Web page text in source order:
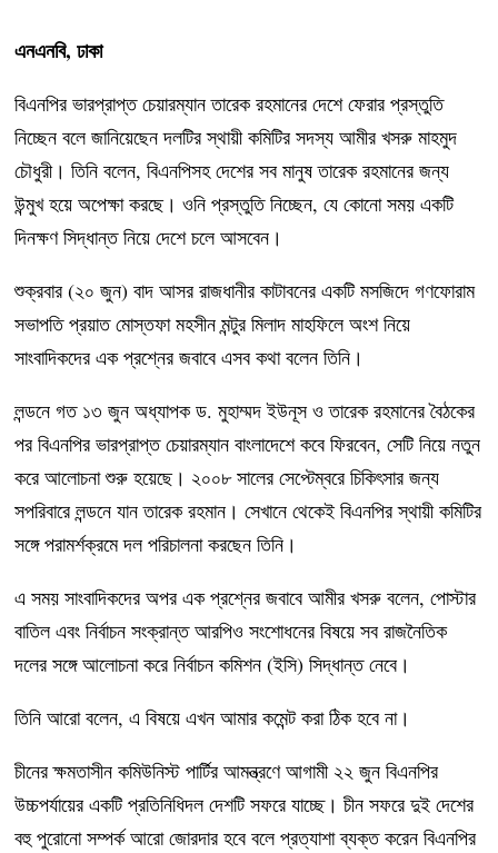
এনএনবি, ঢাকা
বিএনপির ভারপ্রাপ্ত চেয়ারম্যান তারেক রহমানের দেশে ফেরার প্রস্তুতি
নিচ্ছেন বলে জানিয়েছেন দলটির স্থায়ী কমিটির সদস্য আমীর খসরু মাহমুদ
চৌধুরী। তিনি বলেন, বিএনপিসহ দেশের সব মানুষ তারেক রহমানের জন্য
উন্মুখ হয়ে অপেক্ষা করছে। ওনি প্রস্তুতি নিচ্ছেন, যে কোনো সময় একটি
দিনক্ষণ সিদ্ধান্ত নিয়ে দেশে চলে আসবেন।
শুক্রবার (২০ জুন) বাদ আসর রাজধানীর কাটাবনের একটি মসজিদে গণফোরাম
সভাপতি প্রয়াত মোস্তফা মহসীন মন্টুর মিলাদ মাহফিলে অংশ নিয়ে
সাংবাদিকদের এক প্রশ্নের জবাবে এসব কথা বলেন তিনি।
লন্ডনে গত ১৩ জুন অধ্যাপক ড. মুহাম্মদ ইউনূস ও তারেক রহমানের বৈঠকের
পর বিএনপির ভারপ্রাপ্ত চেয়ারম্যান বাংলাদেশে কবে ফিরবেন, সেটি নিয়ে নতুন
করে আলোচনা শুরু হয়েছে। ২০০৮ সালের সেপ্টেম্বরে চিকিৎসার জন্য
সপরিবারে লন্ডনে যান তারেক রহমান। সেখানে থেকেই বিএনপির স্থায়ী কমিটির
সঙ্গে পরামর্শক্রমে দল পরিচালনা করছেন তিনি।
এ সময় সাংবাদিকদের অপর এক প্রশ্নের জবাবে আমীর খসরু বলেন, পোস্টার
বাতিল এবং নির্বাচন সংক্রান্ত আরপিও সংশোধনের বিষয়ে সব রাজনৈতিক
দলের সঙ্গে আলোচনা করে নির্বাচন কমিশন (ইসি) সিদ্ধান্ত নেবে।
তিনি আরো বলেন, এ বিষয়ে এখন আমার কমেন্ট করা ঠিক হবে না।
চীনের ক্ষমতাসীন কমিউনিস্ট পার্টির আমন্ত্রণে আগামী ২২ জুন বিএনপির
উচ্চপর্যায়ের একটি প্রতিনিধিদল দেশটি সফরে যাচ্ছে। চীন সফরে দুই দেশের
বহু পুরোনো সম্পর্ক আরো জোরদার হবে বলে প্রত্যাশা ব্যক্ত করেন বিএনপির